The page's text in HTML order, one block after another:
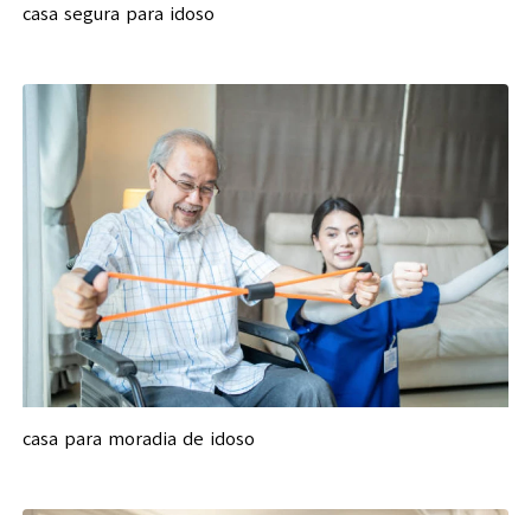
casa segura para idoso
casa para moradia de idoso